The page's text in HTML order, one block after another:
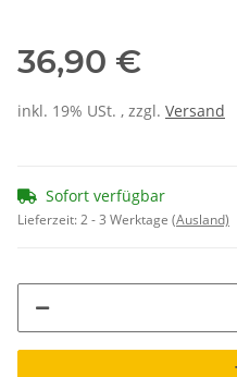
36,90 €
inkl. 19% USt. , zzgl. Versand
Sofort verfügbar
Lieferzeit:2 - 3 Werktage (Ausland)